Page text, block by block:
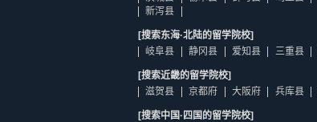
新泻县
[搜索东海·北陆的留学院校]
岐阜县
静冈县 爱知县 三重县
[搜索近畿的留学院校]
滋贺县
京都府 大阪府 兵库县
[搜索中国·四国的留学院校]